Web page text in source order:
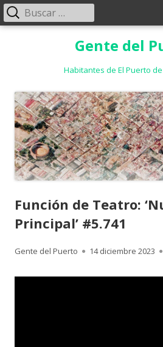
Gente del
Habitantes de El Puerto
Menú
Buscar:
Función de Teatro:
Principal’ #5.741
Autor
Gente del Puerto
Publicado
14 diciembre 2023